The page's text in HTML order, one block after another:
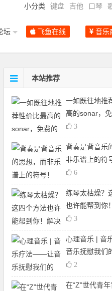
小分类 键盘 吉他 口琴
坛 飞鱼在线 音乐
本站推荐
一如既往地推
高的sonar，
3
背奏是背音乐
非乐谱上的符
6
练琴太枯燥？
也许能帮到你
3
心理音乐 |
音乐抚慰我们
2
在“Z”世代青